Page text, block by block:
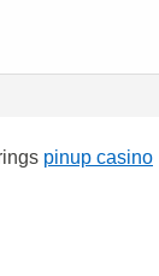
pinup casino